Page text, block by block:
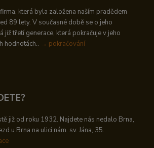
která byla založena naším pradědem
89 lety. V současné době se o jeho
již třetí generace, která pokračuje v jeho
hodnotách.. → pokračování
již od roku 1932. Najdete nás nedalo Brna,
u Brna na ulici nám. sv. Jána, 35.